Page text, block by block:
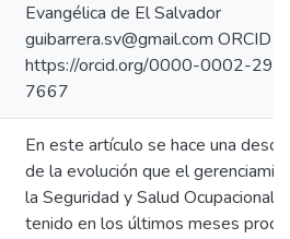
Evangélica de El Salvador
guibarrera.sv@gmail.com ORCID
https://orcid.org/0000-0002-
7667
En este artículo se hace una
de la evolución que el
la Seguridad y Salud Ocupacional
tenido en los últimos meses